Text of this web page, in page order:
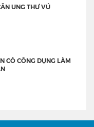
UNG THƯ VÚ
CÓ CÔNG DỤNG LÀM